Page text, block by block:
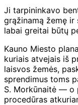
Ji tarpininkavo
grąžinamą žemę
labai greitai būtų
Kauno Miesto
kuriais atvejais iš
laisvos žemės,
sprendimus toms
S. Morkūnaitė — o
procedūras